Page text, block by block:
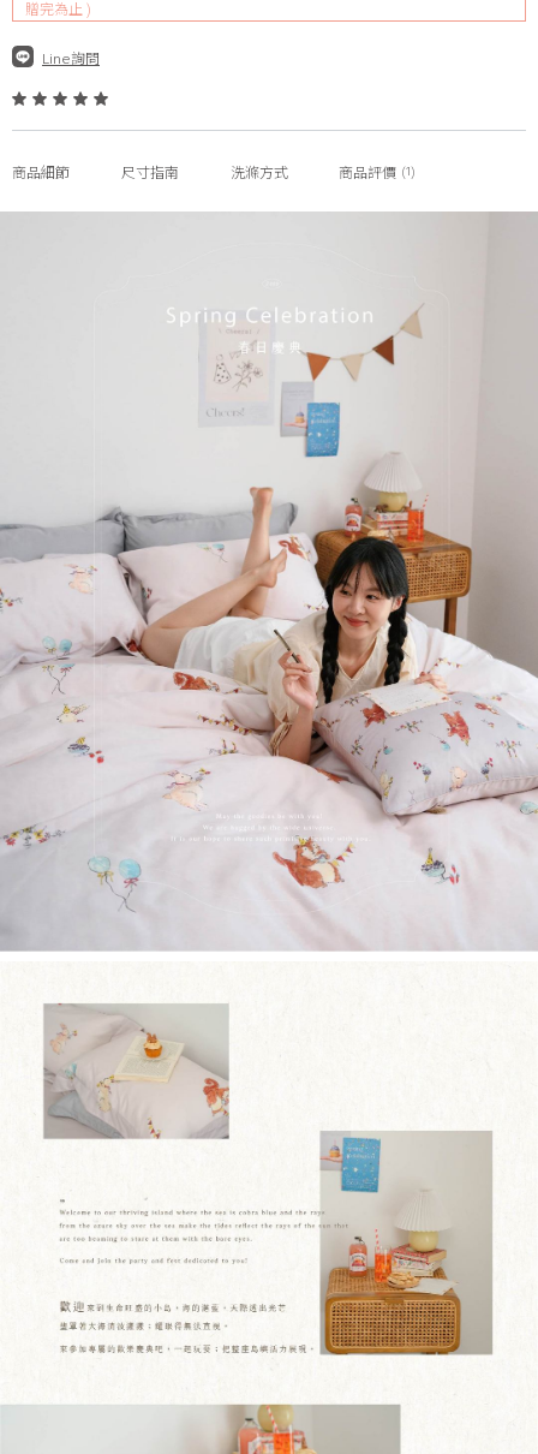
贈完為止 )
Line詢問
商品細節 尺寸指南 洗滌方式 商品評價 (1)